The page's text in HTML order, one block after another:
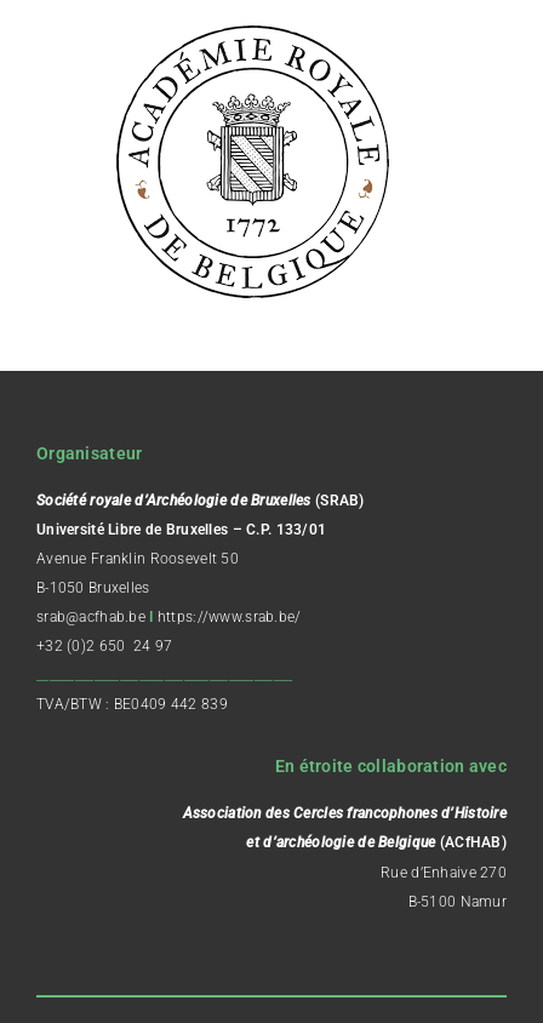
Organisateur
Société royale d’Archéologie de Bruxelles (SRAB)
Université Libre de Bruxelles – C.P. 133/01
Avenue Franklin Roosevelt 50
B-1050 Bruxelles
srab@acfhab.be
https://www.srab.be/
+32 (0)2 650 24 97
TVA/BTW : BE0409 442 839
En étroite collaboration avec
Association des Cercles francophones d’Histoire
et d’archéologie de Belgique(ACfHAB)
Rue d’Enhaive 270
B-5100 Namur